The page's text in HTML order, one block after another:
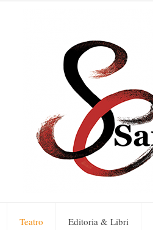
Teatro Editoria & Libri